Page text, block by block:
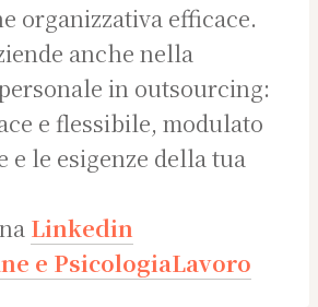
organizzativa efficace.
anche nella
in outsourcing:
e flessibile, modulato
le esigenze della tua
Linkedin
e PsicologiaLavoro